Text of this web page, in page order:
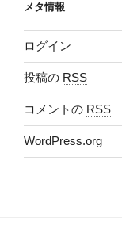
メタ情報
ログイン
投稿の RSS
コメントの RSS
WordPress.org